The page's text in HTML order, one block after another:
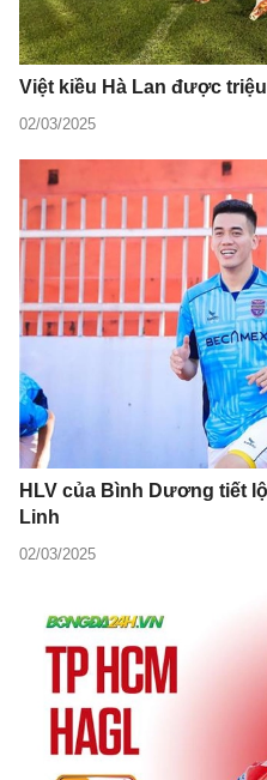
Việt kiều Hà Lan được
02/03/2025
HLV của Bình Dương tiết
Linh
02/03/2025